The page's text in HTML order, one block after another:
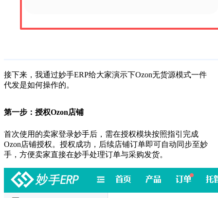
接下来，我通过妙手ERP给大家演示下Ozon无货源模式一件
代发是如何操作的。
第一步：授权Ozon店铺
首次使用的卖家登录妙手后，需在授权模块按照指引完成
Ozon店铺授权。授权成功，后续店铺订单即可自动同步至妙
手，方便卖家直接在妙手处理订单与采购发货。